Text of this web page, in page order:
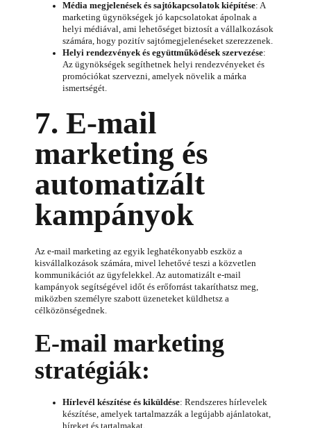
Média megjelenések és sajtókapcsolatok kiépítése: A
marketing ügynökségek jó kapcsolatokat ápolnak a
helyi médiával, ami lehetőséget biztosít a vállalkozások
számára, hogy pozitív sajtómegjelenéseket szerezzenek.
Helyi rendezvények és együttműködések szervezése:
Az ügynökségek segíthetnek helyi rendezvényeket és
promóciókat szervezni, amelyek növelik a márka
ismertségét.
7. E-mail
marketing és
automatizált
kampányok
Az e-mail marketing az egyik leghatékonyabb eszköz a
kisvállalkozások számára, mivel lehetővé teszi a közvetlen
kommunikációt az ügyfelekkel. Az automatizált e-mail
kampányok segítségével időt és erőforrást takaríthatsz meg,
miközben személyre szabott üzeneteket küldhetsz a
célközönségednek.
E-mail marketing
stratégiák:
Hírlevél készítése és kiküldése: Rendszeres hírlevelek
készítése, amelyek tartalmazzák a legújabb ajánlatokat,
híreket és tartalmakat.